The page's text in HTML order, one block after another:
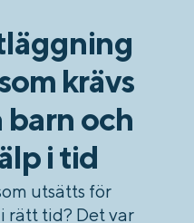
krävs
och
i tid
utsätts för
rätt tid? Det var